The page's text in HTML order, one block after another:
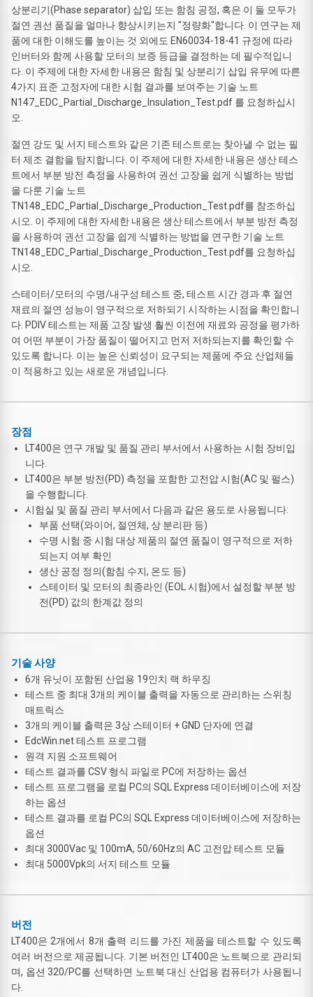
상분리기(Phase separator) 삽입 또는 함침 공정, 혹은 이 둘 모두가
절연 권선 품질을 얼마나 향상시키는지 "정량화"합니다. 이 연구는 제
품에 대한 이해도를 높이는 것 외에도 EN60034-18-41 규정에 따라
인버터와 함께 사용할 모터의 보증 등급을 결정하는 데 필수적입니
다. 이 주제에 대한 자세한 내용은 함침 및 상분리기 삽입 유무에 따른
4가지 표준 고정자에 대한 시험 결과를 보여주는 기술 노트
N147_EDC_Partial_Discharge_Insulation_Test.pdf 를 요청하십시
오.
절연 강도 및 서지 테스트와 같은 기존 테스트로는 찾아낼 수 없는 필
터 제조 결함을 탐지합니다. 이 주제에 대한 자세한 내용은 생산 테스
트에서 부분 방전 측정을 사용하여 권선 고장을 쉽게 식별하는 방법
을 다룬 기술 노트
TN148_EDC_Partial_Discharge_Production_Test.pdf를 참조하십
시오. 이 주제에 대한 자세한 내용은 생산 테스트에서 부분 방전 측정
을 사용하여 권선 고장을 쉽게 식별하는 방법을 연구한 기술 노트
TN148_EDC_Partial_Discharge_Production_Test.pdf를 요청하십
시오.
스테이터/모터의 수명/내구성 테스트 중, 테스트 시간 경과 후 절연
재료의 절연 성능이 영구적으로 저하되기 시작하는 시점을 확인합니
다. PDIV 테스트는 제품 고장 발생 훨씬 이전에 재료와 공정을 평가하
여 어떤 부분이 가장 품질이 떨어지고 먼저 저하되는지를 확인할 수
있도록 합니다. 이는 높은 신뢰성이 요구되는 제품에 주요 산업체들
이 적용하고 있는 새로운 개념입니다.
장점
LT400은 연구 개발 및 품질 관리 부서에서 사용하는 시험 장비입
니다.
LT400은 부분 방전(PD) 측정을 포함한 고전압 시험(AC 및 펄스)
을 수행합니다.
시험실 및 품질 관리 부서에서 다음과 같은 용도로 사용됩니다:
부품 선택(와이어, 절연체, 상 분리판 등)
수명 시험 중 시험 대상 제품의 절연 품질이 영구적으로 저하
되는지 여부 확인
생산 공정 정의(함침 수지, 온도 등)
스테이터 및 모터의 최종라인 (EOL 시험)에서 설정할 부분 방
전(PD) 값의 한계값 정의
기술 사양
6개 유닛이 포함된 산업용 19인치 랙 하우징
테스트 중 최대 3개의 케이블 출력을 자동으로 관리하는 스위칭
매트릭스
3개의 케이블 출력은 3상 스테이터 + GND 단자에 연결
EdcWin.net 테스트 프로그램
원격 지원 소프트웨어
테스트 결과를 CSV 형식 파일로 PC에 저장하는 옵션
테스트 프로그램을 로컬 PC의 SQL Express 데이터베이스에 저장
하는 옵션
테스트 결과를 로컬 PC의 SQL Express 데이터베이스에 저장하는
옵션
최대 3000Vac 및 100mA, 50/60Hz의 AC 고전압 테스트 모듈
최대 5000Vpk의 서지 테스트 모듈
버전
LT400은 2개에서 8개 출력 리드를 가진 제품을 테스트할 수 있도록
여러 버전으로 제공됩니다. 기본 버전인 LT400은 노트북으로 관리되
며, 옵션 320/PC를 선택하면 노트북 대신 산업용 컴퓨터가 사용됩니
다.